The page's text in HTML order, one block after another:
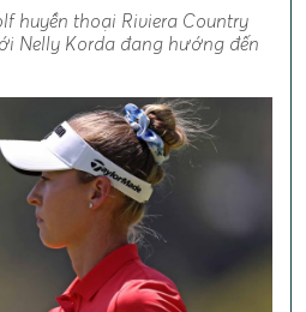
huyền thoại Riviera Country
Nelly Korda đang hướng đến